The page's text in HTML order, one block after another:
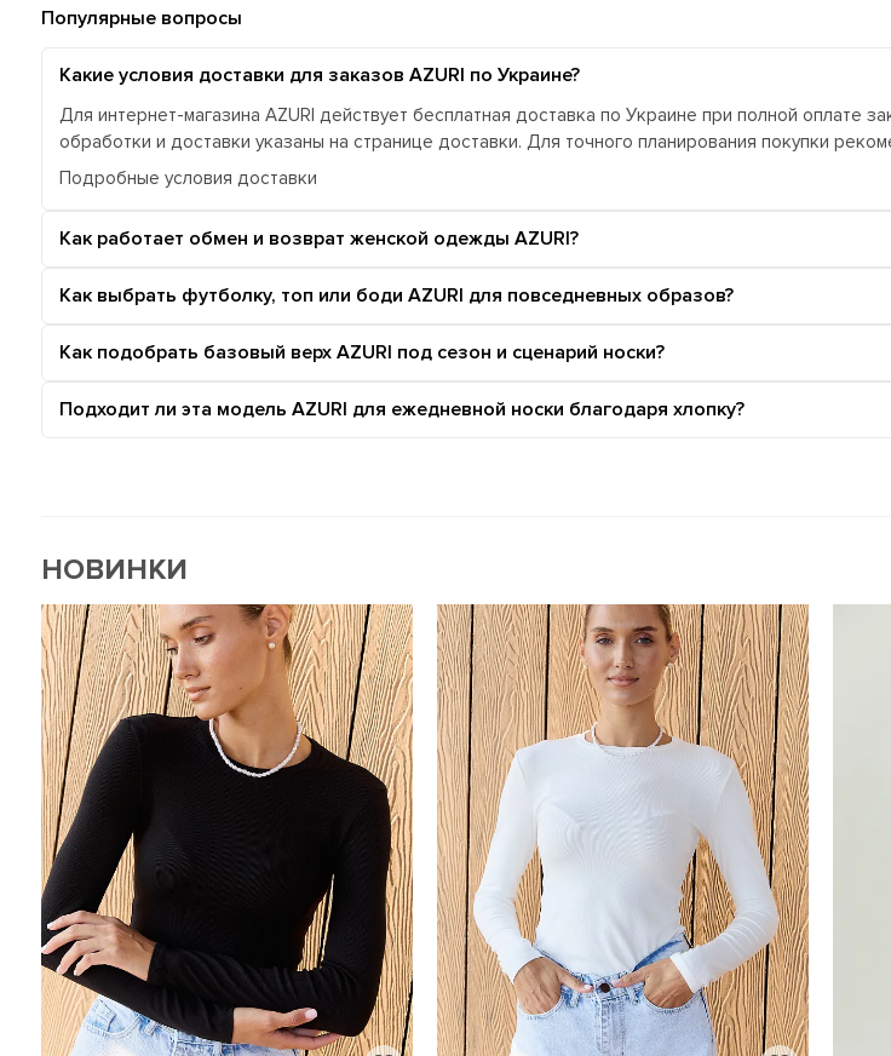
Популярные вопросы
Какие условия доставки для заказов AZURI по Украине?
Для интернет-магазина AZURI действует бесплатная доставка по Украине при полной оплате
обработки и доставки указаны на странице доставки. Для точного планирования покупки
Подробные условия доставки
Как работает обмен и возврат женской одежды AZURI?
Как выбрать футболку, топ или боди AZURI для повседневных образов?
Как подобрать базовый верх AZURI под сезон и сценарий носки?
Подходит ли эта модель AZURI для ежедневной носки благодаря хлопку?
НОВИНКИ